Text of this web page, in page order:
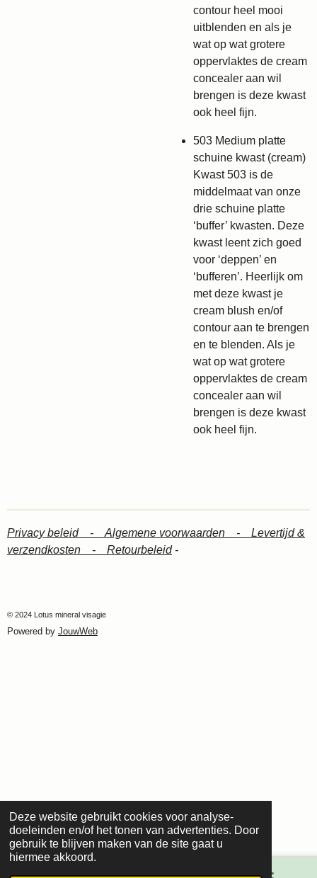
Deze website gebruikt cookies voor analyse-
doeleinden en/of het tonen van advertenties. Door
gebruik te blijven maken van de site gaat u
hiermee akkoord.
contour heel mooi
uitblenden en als je
wat op wat grotere
oppervlaktes de cream
concealer aan wil
brengen is deze kwast
ook heel fijn.
503 Medium platte
schuine kwast (cream)
Kwast 503 is de
middelmaat van onze
drie schuine platte
‘buffer’ kwasten. Deze
kwast leent zich goed
voor ‘deppen’ en
‘bufferen’. Heerlijk om
met deze kwast je
cream blush en/of
contour aan te brengen
en te blenden. Als je
wat op wat grotere
oppervlaktes de cream
concealer aan wil
brengen is deze kwast
ook heel fijn.
Privacy beleid - Algemene voorwaarden - Levertijd &
verzendkosten - Retourbeleid-
© 2024 Lotus mineral visagie
Powered by JouwWeb